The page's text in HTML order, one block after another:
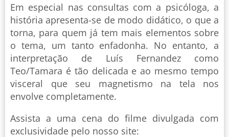
Em especial nas consultas com a psicóloga, a
história apresenta-se de modo didático, o que a
torna, para quem já tem mais elementos sobre
o tema, um tanto enfadonha. No entanto, a
interpretação de Luís Fernandez como
Teo/Tamara é tão delicada e ao mesmo tempo
visceral que seu magnetismo na tela nos
envolve completamente.
Assista a uma cena do filme divulgada com
exclusividade pelo nosso site: